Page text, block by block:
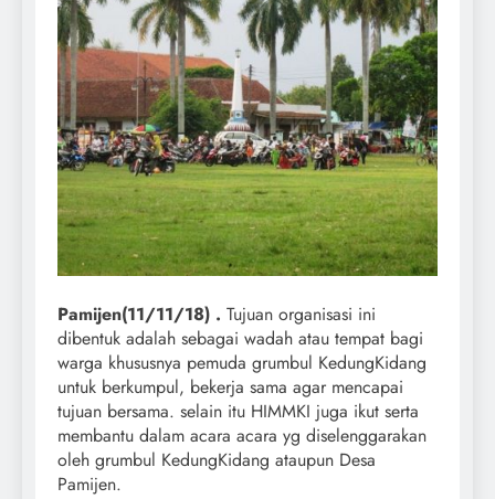
Pamijen(11/11/18) . Tujuan organisasi ini
dibentuk adalah sebagai wadah atau tempat bagi
warga khususnya pemuda grumbul KedungKidang
untuk berkumpul, bekerja sama agar mencapai
tujuan bersama. selain itu HIMMKI juga ikut serta
membantu dalam acara acara yg diselenggarakan
oleh grumbul KedungKidang ataupun Desa
Pamijen.